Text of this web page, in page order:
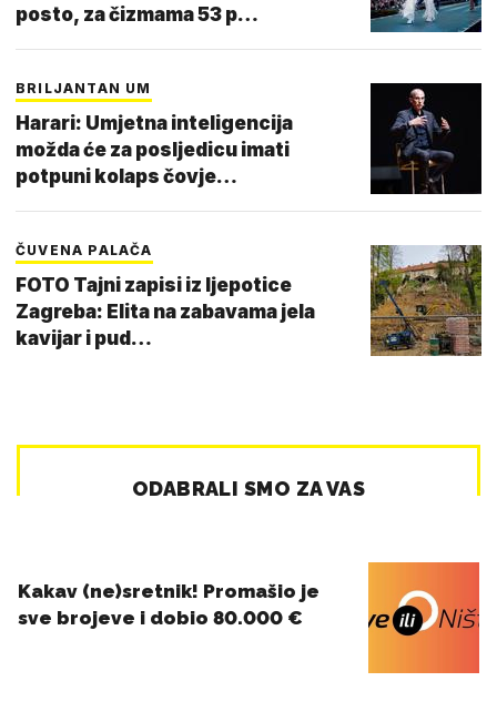
posto, za čizmama 53 p…
BRILJANTAN UM
Harari: Umjetna inteligencija
možda će za posljedicu imati
potpuni kolaps čovje…
ČUVENA PALAČA
FOTO Tajni zapisi iz ljepotice
Zagreba: Elita na zabavama jela
kavijar i pud…